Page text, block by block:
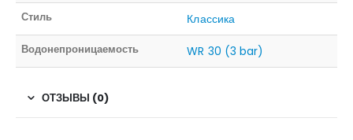
Стиль Классика
Водонепроницаемость WR 30 (3 bar)
ОТЗЫВЫ (0)